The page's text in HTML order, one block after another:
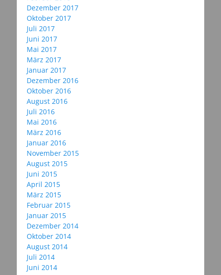
Dezember 2017
Oktober 2017
Juli 2017
Juni 2017
Mai 2017
März 2017
Januar 2017
Dezember 2016
Oktober 2016
August 2016
Juli 2016
Mai 2016
März 2016
Januar 2016
November 2015
August 2015
Juni 2015
April 2015
März 2015
Februar 2015
Januar 2015
Dezember 2014
Oktober 2014
August 2014
Juli 2014
Juni 2014